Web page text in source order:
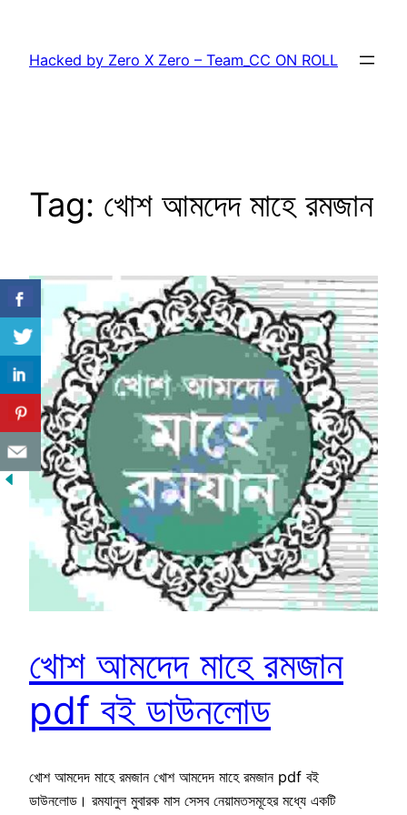
content
Hacked by Zero X Zero – Team_CC ON ROLL
Tag: খোশ আমদেদ মাহে রমজান
খোশ আমদেদ মাহে রমজান
pdf বই ডাউনলোড
খোশ আমদেদ মাহে রমজান খোশ আমদেদ মাহে রমজান pdf বই
ডাউনলোড। রমযানুল মুবারক মাস সেসব নেয়ামতসমূহের মধ্যে একটি